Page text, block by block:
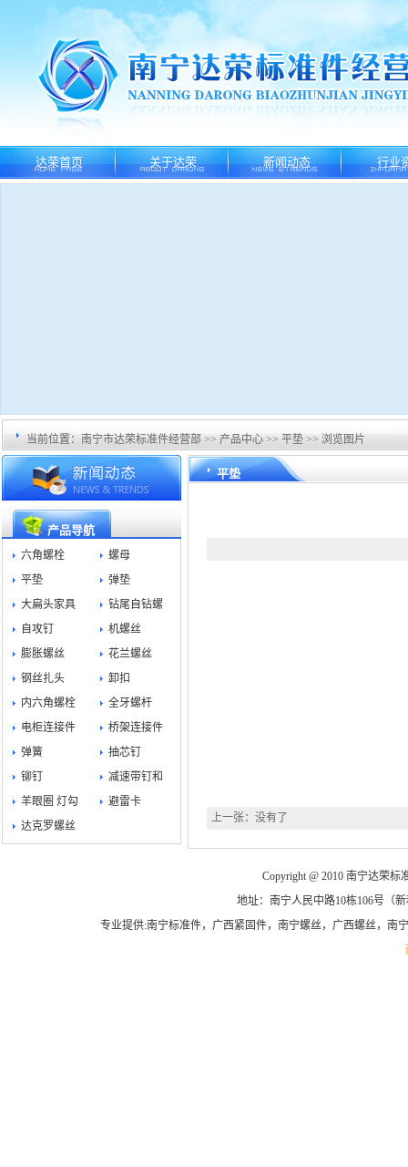
达荣首页 关于达荣 新闻动态 行业
当前位置： 南宁市达荣标准件经营部 >> 产品中心 >> 平垫 >> 浏览图片
产品导航
六角螺栓
螺母
平垫
弹垫
大扁头家具
钻尾自钻螺
自攻钉
机螺丝
膨胀螺丝
花兰螺丝
钢丝扎头
卸扣
内六角螺栓
全牙螺杆
电柜连接件
桥架连接件
弹簧
抽芯钉
铆钉
减速带钉和
羊眼圈 灯勾
避雷卡
达克罗螺丝
平垫
上一张：没有了
Copyright @ 2010 南宁达荣标
地址：南宁人民中路10栋106号（
专业提供:南宁标准件，广西紧固件，南宁螺丝，广西螺丝，南